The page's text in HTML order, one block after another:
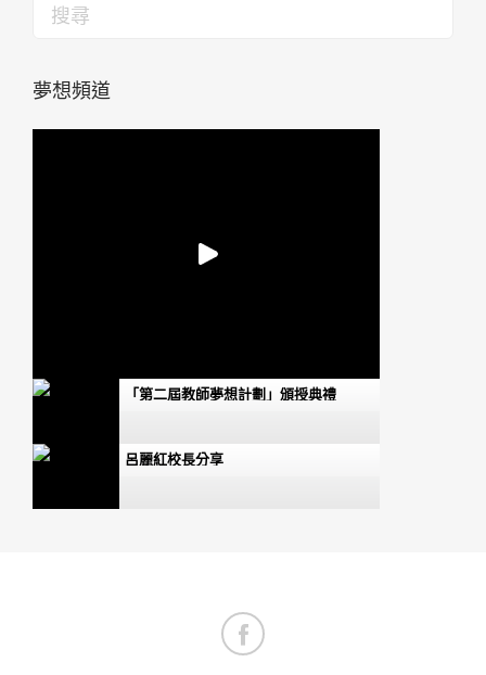
夢想頻道
「第二屆教師夢想計劃」頒授典禮
呂麗紅校長分享
福建中學附屬學校老師分享